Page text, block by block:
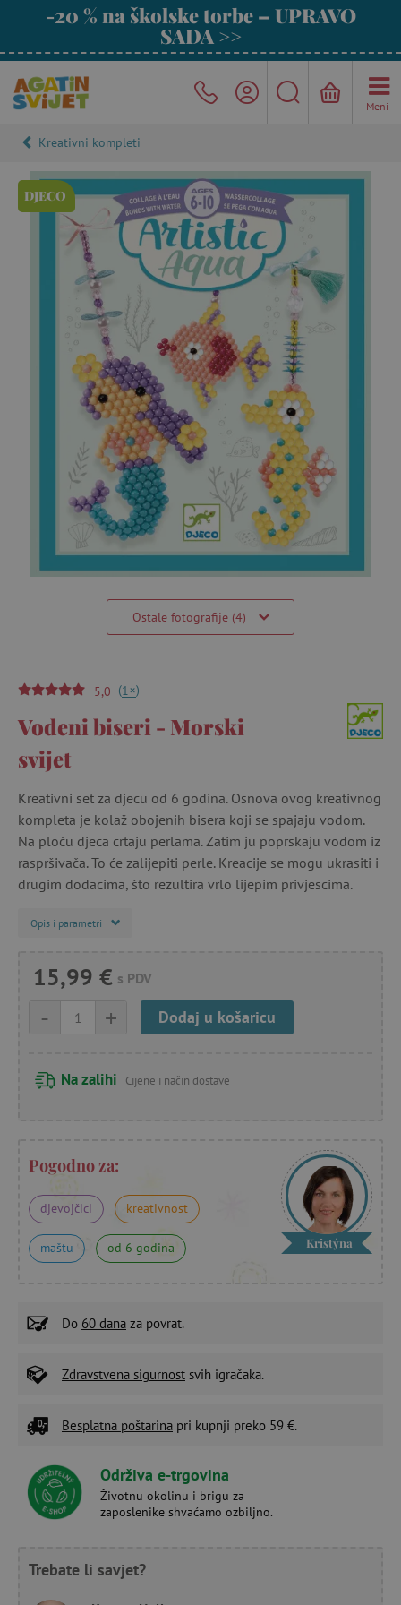
-20 % na školske torbe – UPRAVO
SADA >>
Meni
Kreativni kompleti
DJECO
Ostale fotografije (4)
5,0 (1+)
Vodeni biseri - Morski
svijet
Kreativni set za djecu od 6 godina. Osnova ovog kreativnog
kompleta je kolaž obojenih bisera koji se spajaju vodom.
Na ploču djeca crtaju perlama. Zatim ju poprskaju vodom iz
raspršivača. To će zalijepiti perle. Kreacije se mogu ukrasiti i
drugim dodacima, što rezultira vrlo lijepim privjescima.
Opis i parametri
15,99 € s PDV
+
- Dodaj u košaricu
Na zalihi Cijene i način dostave
Pogodno za:
djevojčici kreativnost
maštu od 6 godina Kristýna
Do 60 dana za povrat.
Zdravstvena sigurnost svih igračaka.
Besplatna poštarina pri kupnji preko 59 €.
Održiva e-trgovina
Životnu okolinu i brigu za
zaposlenike shvaćamo ozbiljno.
Trebate li savjet?